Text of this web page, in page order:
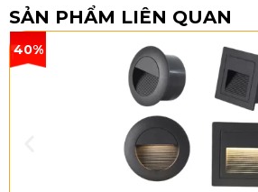
SẢN PHẨM LIÊN QUAN
40%